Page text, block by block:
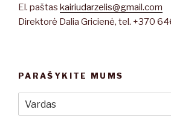
El. paštas kairiudarzelis@gmail.com
Direktorė Dalia Gricienė, tel. +370
PARAŠYKITE MUMS